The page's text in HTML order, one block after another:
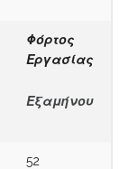
Φόρτος
Εργασίας
Εξαμήνου
52